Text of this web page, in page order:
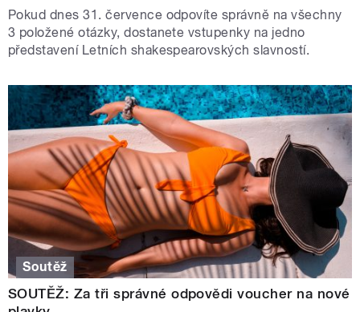
Pokud dnes 31. července odpovíte správně na všechny
3 položené otázky, dostanete vstupenky na jedno
představení Letních shakespearovských slavností.
Soutěž
SOUTĚŽ: Za tři správné odpovědi voucher na nové